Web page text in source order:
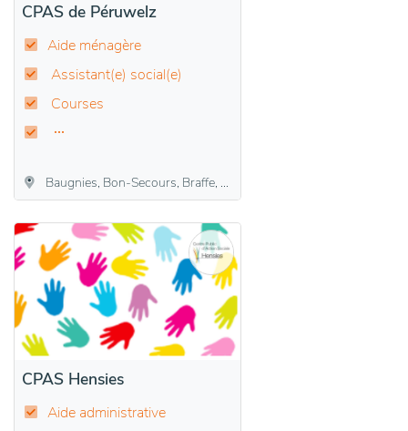
CPAS de Péruwelz
Aide ménagère
Assistant(e) social(e)
Courses
Baugnies, Bon-Secours, Braffe, Brasmenil, Bury, Callenelle, Péruwelz, Roucourt, Wasmes-Audemez-Briffoeil, Wiers
CPAS Hensies
Aide administrative